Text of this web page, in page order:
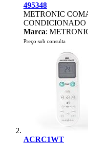
495348
METRONIC
CONDICIONADO
Marca:
Preço sob consulta
ACRC1WT